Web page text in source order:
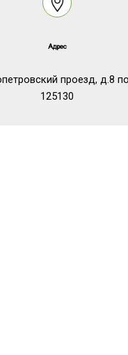
Адрес
проезд, д.8
125130